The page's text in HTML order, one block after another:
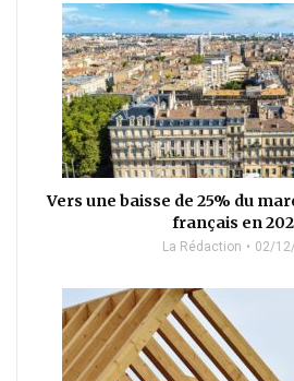
Vers une baisse de 25% du
français en
La Rédaction 02/